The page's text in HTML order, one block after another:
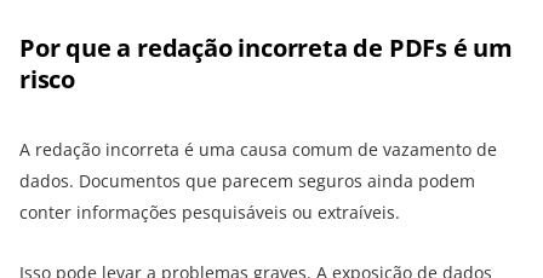
Por que a redação incorreta de PDFs é um
risco
A redação incorreta é uma causa comum de vazamento de
dados. Documentos que parecem seguros ainda podem
conter informações pesquisáveis ou extraíveis.
Isso pode levar a problemas graves. A exposição de dados